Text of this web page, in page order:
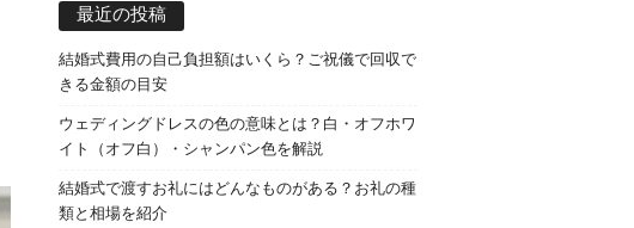
最近の投稿
結婚式費用の自己負担額はいくら？ご祝儀で回収で
きる金額の目安
ウェディングドレスの色の意味とは？白・オフホワ
イト（オフ白）・シャンパン色を解説
結婚式で渡すお礼にはどんなものがある？お礼の種
類と相場を紹介